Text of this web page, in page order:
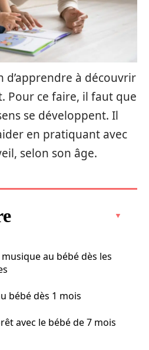
d’apprendre à découvrir
Pour ce faire, il faut que
se développent. Il
en pratiquant avec
selon son âge.
au bébé dès les
bébé dès 1 mois
avec le bébé de 7 mois